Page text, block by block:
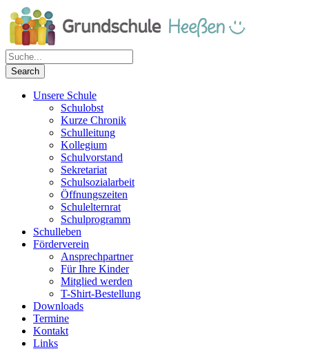
Unsere Schule
Schulobst
Kurze Chronik
Schulleitung
Kollegium
Schulvorstand
Sekretariat
Schulsozialarbeit
Öffnungszeiten
Schulelternrat
Schulprogramm
Schulleben
Förderverein
Ansprechpartner
Für Ihre Kinder
Mitglied werden
T-Shirt-Bestellung
Downloads
Termine
Kontakt
Links